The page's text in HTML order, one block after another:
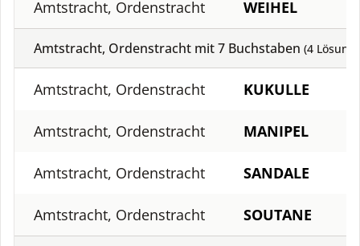
Amtstracht, Ordenstracht WEIHEL
Amtstracht, Ordenstracht mit7 Buchstaben (4 Lösung)
Amtstracht, Ordenstracht KUKULLE
Amtstracht, Ordenstracht MANIPEL
Amtstracht, Ordenstracht SANDALE
Amtstracht, Ordenstracht SOUTANE